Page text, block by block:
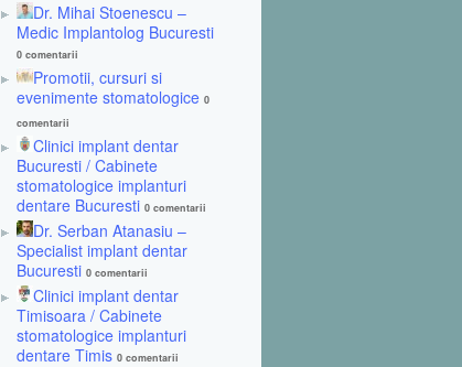
Dr. Mihai Stoenescu –
Medic Implantolog Bucuresti
0 comentarii
Promotii, cursuri si
evenimente stomatologice 0
comentarii
Clinici implant dentar
Bucuresti / Cabinete
stomatologice implanturi
dentare Bucuresti 0 comentarii
Dr. Serban Atanasiu –
Specialist implant dentar
Bucuresti 0 comentarii
Clinici implant dentar
Timisoara / Cabinete
stomatologice implanturi
dentare Timis 0 comentarii